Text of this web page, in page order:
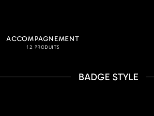
ACCOMPAGNEMENT
12 PRODUITS
BADGE STYLE